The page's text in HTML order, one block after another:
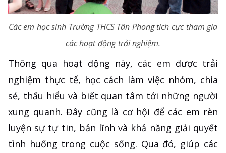
Các em học sinh Trường THCS Tân Phong tích cực tham gia
các hoạt động trải nghiệm.
Thông qua hoạt động này, các em được trải
nghiệm thực tế, học cách làm việc nhóm, chia
sẻ, thấu hiểu và biết quan tâm tới những người
xung quanh. Đây cũng là cơ hội để các em rèn
luyện sự tự tin, bản lĩnh và khả năng giải quyết
tình huống trong cuộc sống. Qua đó, giúp các